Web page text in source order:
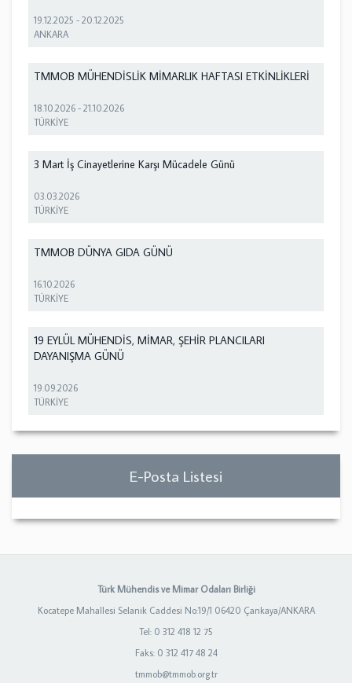
19.12.2025 -20.12.2025
ANKARA
TMMOB MÜHENDİSLİK MİMARLIK HAFTASI ETKİNLİKLERİ
18.10.2026 -21.10.2026
TÜRKİYE
3 Mart İş Cinayetlerine Karşı Mücadele Günü
03.03.2026
TÜRKİYE
TMMOB DÜNYA GIDA GÜNÜ
16.10.2026
TÜRKİYE
19 EYLÜL MÜHENDİS, MİMAR, ŞEHİR PLANCILARI
DAYANIŞMA GÜNÜ
19.09.2026
TÜRKİYE
E-Posta Listesi
Türk Mühendis ve Mimar Odaları Birliği
Kocatepe Mahallesi Selanik Caddesi No:19/1 06420 Çankaya/ANKARA
Tel: 0 312 418 12 75
Faks: 0 312 417 48 24
tmmob@tmmob.org.tr